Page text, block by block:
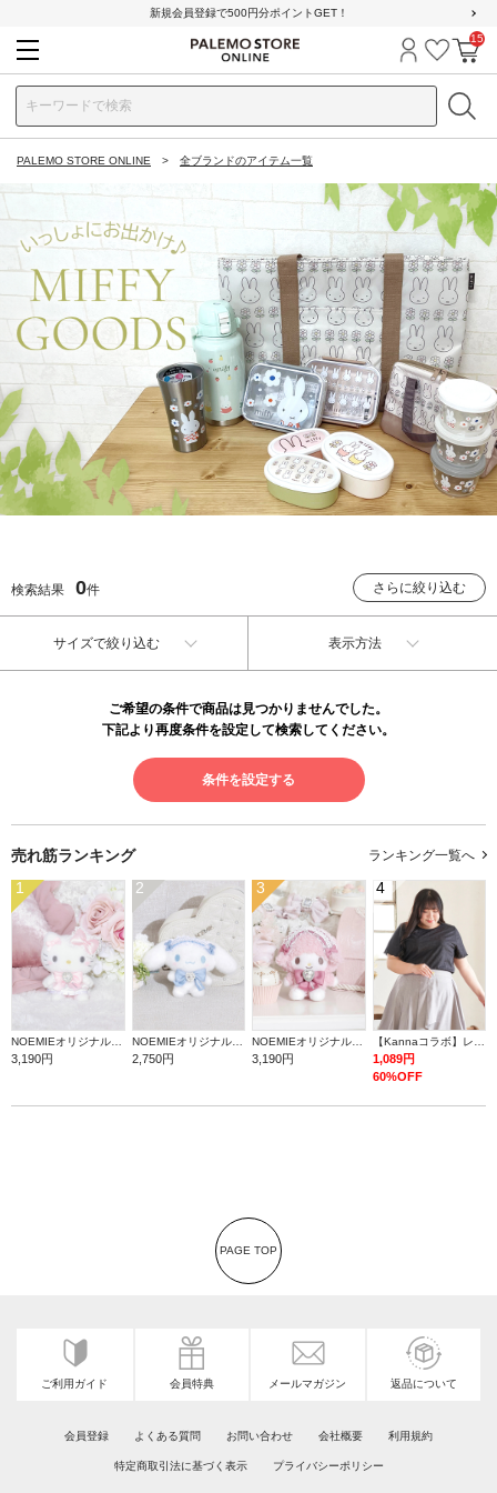
新規会員登録で500円分ポイントGET！
ログイン
お気に
カ
15
PALEMO STORE ONLINE 全ブランドのアイテム一覧
検索結果 0件 さらに絞り込む
サイズで絞り込む 表示方法
ご希望の条件で商品は見つかりませんでした。
下記より再度条件を設定して検索してください。
条件を設定する
売れ筋ランキング ランキング一覧へ
1
3,190円
2
NOEMIEオリジナル シナモロールぬいぐるみキーホルダー
2,750円
3
3,190円
4
1,089円
60%OFF
PAGE TOP
ご利用ガイド 会員特典 メールマガジン 返品について
会員登録 よくある質問 お問い合わせ 会社概要 利用規約
特定商取引法に基づく表示 プライバシーポリシー